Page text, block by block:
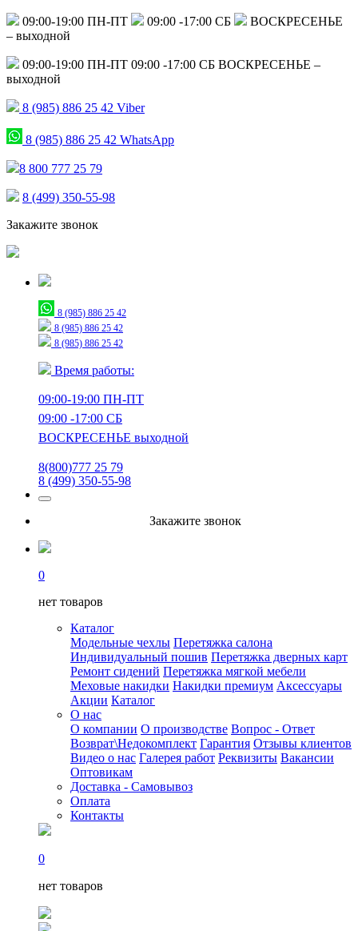
09:00-19:00 ПН-ПТ 09:00 -17:00 СБ
ВОСКРЕСЕНЬЕ
– выходной
09:00-19:00 ПН-ПТ 09:00 -17:00 СБ ВОСКРЕСЕНЬЕ –
выходной
8 (985) 886 25 42 Viber
8 (985) 886 25 42 WhatsApp
8 800 777 25 79
8 (499) 350-55-98
Закажите звонок
8 (985) 886 25 42
8 (985) 886 25 42
8 (985) 886 25 42
Время работы:
09:00-19:00 ПН-ПТ
09:00 -17:00 СБ
ВОСКРЕСЕНЬЕ выходной
8(800)777 25 79
8 (499) 350-55-98
Закажите звонок
0
нет товаров
Каталог
Модельные чехлы Перетяжка салона
Индивидуальный пошив Перетяжка дверных карт
Ремонт сидений Перетяжка мягкой мебели
Меховые накидки Накидки премиум Аксессуары
Акции Каталог
О нас
О компании О производстве Вопрос - Ответ
Возврат\Недокомплект Гарантия Отзывы клиентов
Видео о нас Галерея работ Реквизиты Вакансии
Оптовикам
Доставка - Самовывоз
Оплата
Контакты
0
нет товаров